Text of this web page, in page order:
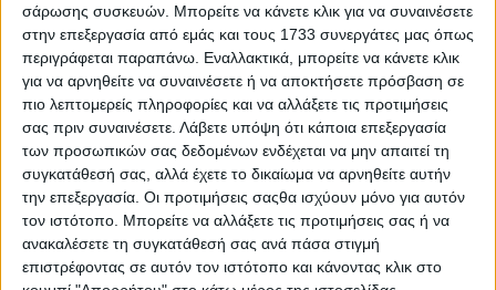
σάρωσης συσκευών. Μπορείτε να κάνετε κλικ για να συναινέσετε
στην επεξεργασία από εμάς και τους 1733 συνεργάτες μας όπως
περιγράφεται παραπάνω. Εναλλακτικά, μπορείτε να κάνετε κλικ
για να αρνηθείτε να συναινέσετε ή να αποκτήσετε πρόσβαση σε
πιο λεπτομερείς πληροφορίες και να αλλάξετε τις προτιμήσεις
σας πριν συναινέσετε. Λάβετε υπόψη ότι κάποια επεξεργασία
των προσωπικών σας δεδομένων ενδέχεται να μην απαιτεί τη
συγκατάθεσή σας, αλλά έχετε το δικαίωμα να αρνηθείτε αυτήν
την επεξεργασία. Οι προτιμήσεις σαςθα ισχύουν μόνο για αυτόν
τον ιστότοπο. Μπορείτε να αλλάξετε τις προτιμήσεις σας ή να
ανακαλέσετε τη συγκατάθεσή σας ανά πάσα στιγμή
επιστρέφοντας σε αυτόν τον ιστότοπο και κάνοντας κλικ στο
Αρχική
Ελλάδα
Πολιτική
Εθνικά θέματα
Οικονομία
Αστυνομικό
Διεθνή
Επικοινωνία
Αναζήτηση
Αρχική
Ελλάδα